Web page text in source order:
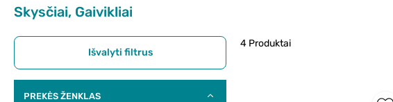
Skysčiai, Gaivikliai
Išvalyti filtrus
PREKĖS ŽENKLAS
4 Produktai